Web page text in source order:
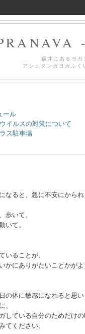
福井にあるヨ
アシュタンガヨガふく
ール
イルスの対策について
ス駐車場
なると、急に不安にかられ
歩いて。
いて。
いることが、
かにありがたいことかがよ
の体に敏感になれると思い
している自分のためだけ
てください。